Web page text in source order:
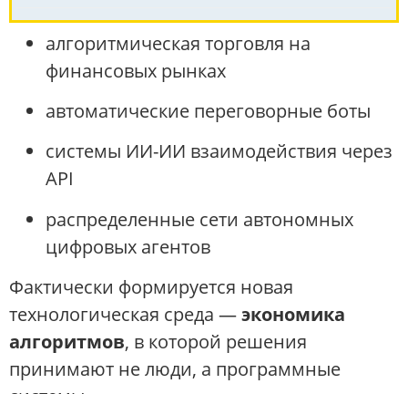
алгоритмическая торговля на
финансовых рынках
автоматические переговорные боты
системы ИИ-ИИ взаимодействия через
API
распределенные сети автономных
цифровых агентов
Фактически формируется новая
технологическая среда —экономика
алгоритмов, в которой решения
принимают не люди, а программные